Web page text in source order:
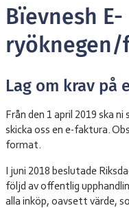
Bïevnesh E-
Lag om krav på
Från den 1 april 2019 ska
skicka oss en e-faktura.
format.
I juni 2018 beslutade
följd av offentlig
alla inköp, oavsett värde,